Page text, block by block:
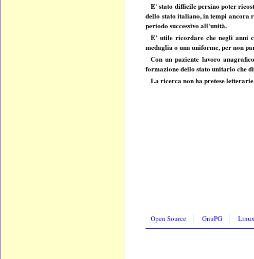
E' stato difficile persino poter
dello stato italiano, in tempi ancora
periodo successivo all'unità.
E’ utile ricordare che negli anni
medaglia o una uniforme, per non
Con un paziente lavoro
formazione dello stato unitario che
La ricerca non ha pretese
Open Source GnuPG Linux